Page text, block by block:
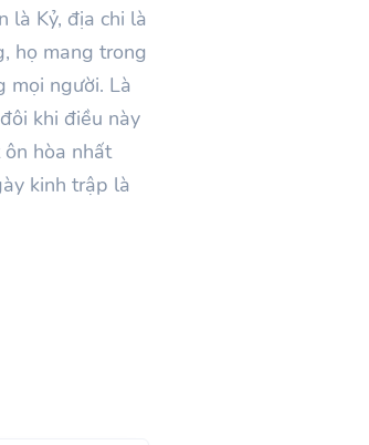
là Kỷ, địa chi là
họ mang trong
mọi người. Là
khi điều này
hòa nhất
kinh trập là